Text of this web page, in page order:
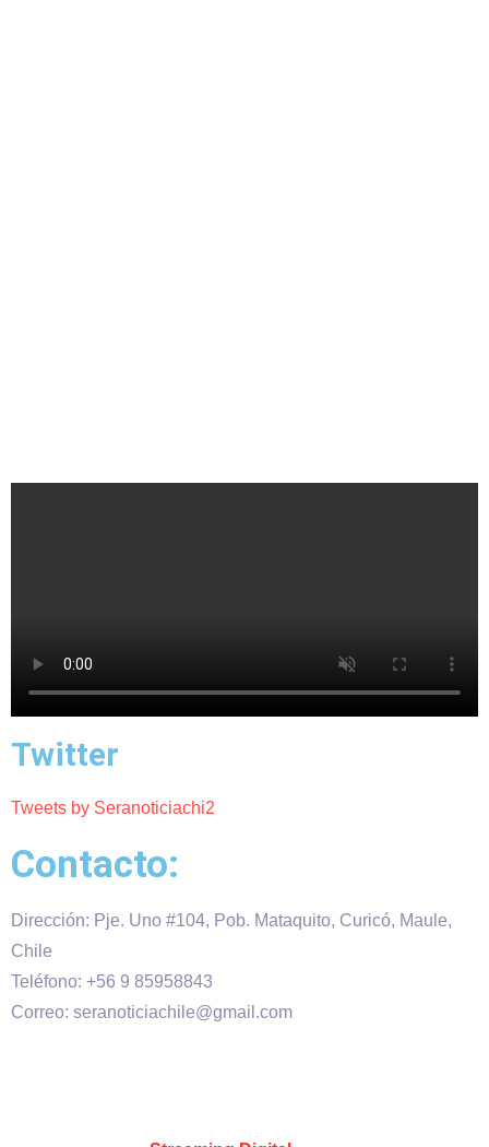
Twitter
Tweets by Seranoticiachi2
Contacto:
Dirección: Pje. Uno #104, Pob. Mataquito, Curicó, Maule,
Chile
Teléfono: +56 9 85958843
Correo: seranoticiachile@gmail.com